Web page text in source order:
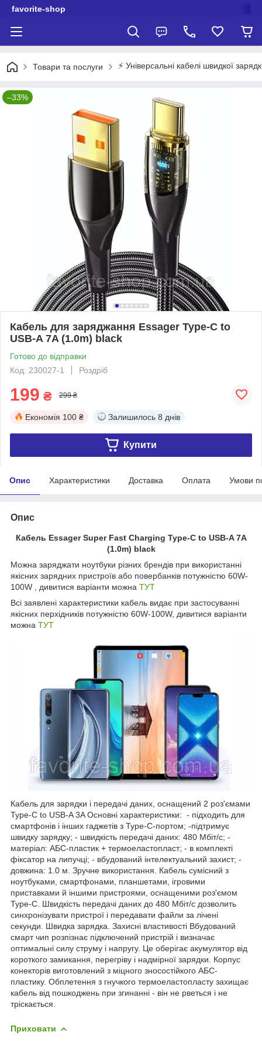
favorite-shop
Товари та послуги ⚡️ Універсальні кабелі швидкої
–33%
Кабель для заряджання Essager Type-C to
USB-A 7A (1.0m) black
Готово до відправки
Код: 230027-1
Роздріб
199 ₴ 299 ₴
Економія 100 ₴ Залишилось 8 днів
Купити
Опис Характеристики Доставка Оплата Умови
Опис
Кабель Essager Super Fast Charging Type-C to USB-A 7A
(1.0m) black
Можна заряджати ноутбуки різних брендів при використанні
якісних зарядних пристроїв або повербанків потужністю 60W-
100W , дивитися варіанти можна ТУТ
Всі заявлені характеристики кабель видає при застосуванні
якісних перхідників потужністю 60W-100W, дивитися варіанти
можна ТУТ
Кабель для зарядки і передачі даних, оснащений 2 роз'ємами
Type-C to USB-A 3A Основні характеристики: - підходить для
смартфонів і інших гаджетів з Type-C-портом; -підтримує
швидку зарядку; - швидкість передачі даних: 480 Мбіт/с; -
матеріал: АБС-пластик + термоеластопласт; - в комплекті
фіксатор на липучці; - вбудований інтелектуальний захист; -
довжина: 1.0 м. Зручне використання. Кабель сумісний з
ноутбуками, смартфонами, планшетами, ігровими
приставками й іншими пристроями, оснащеними роз'ємом
Type-C. Швидкість передачі даних до 480 Мбіт/с дозволить
синхронізувати пристрої і передавати файли за лічені
секунди. Швидка зарядка. Захисні властивості Вбудований
смарт чип розпізнає підключений пристрій і визначає
оптимальні силу струму і напругу. Це оберігає акумулятор від
короткого замикання, перегріву і надмірної зарядки. Корпус
конекторів виготовлений з міцного зносостійкого АБС-
пластику. Обплетення з гнучкого термоеластопласту захищає
кабель від пошкоджень при згинанні - він не рветься і не
тріскається.
Приховати